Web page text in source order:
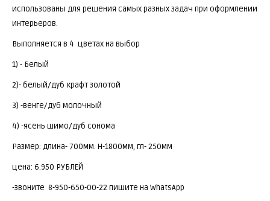
использованы для решения самых разных задач при оформлении
интерьеров.
Выполняется в 4 цветах на выбор
1) - Белый
2)- белый/дуб крафт золотой
3) -венге/дуб молочный
4) -ясень шимо/дуб сонома
Размер: длина- 700мм. Н-1800мм, гл- 250мм
цена: 6.950 РУБЛЕЙ
-звоните 8-950-650-00-22 пишите на WhatsApp